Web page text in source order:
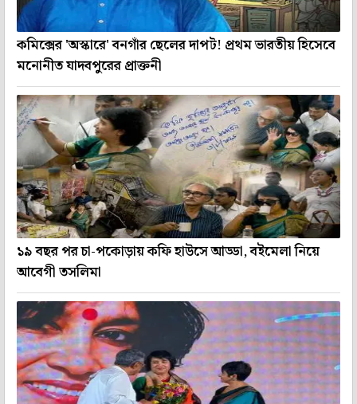
কমিক্সের 'অস্কারে' বনগাঁর ছেলের দাপট! প্রথম ভারতীয় হিসেবে
মনোনীত যাদবপুরের প্রাক্তনী
১৯ বছর পর চা-পকোড়ায় কফি হাউসে আড্ডা, বইমেলা নিয়ে
আবেগী তসলিমা